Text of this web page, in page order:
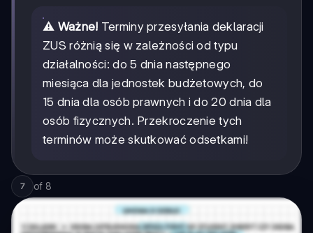
⚠️ Ważne! Terminy przesyłania deklaracji
ZUS różnią się w zależności od typu
działalności: do 5 dnia następnego
miesiąca dla jednostek budżetowych, do
15 dnia dla osób prawnych i do 20 dnia dla
osób fizycznych. Przekroczenie tych
terminów może skutkować odsetkami!
7 of 8